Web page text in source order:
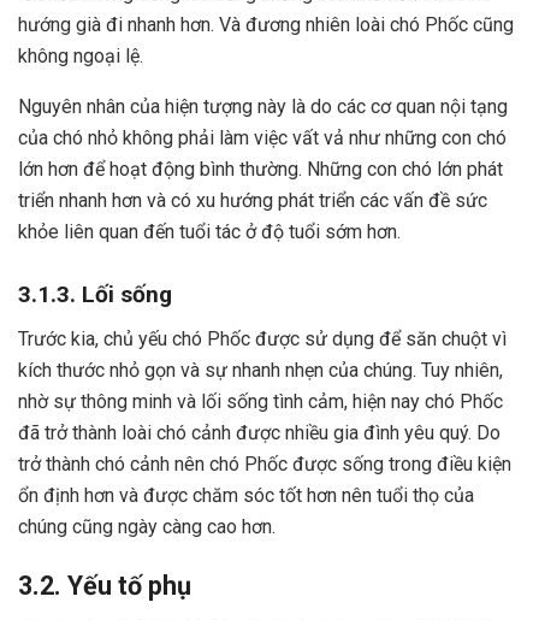
hướng già đi nhanh hơn. Và đương nhiên loài chó Phốc cũng
không ngoại lệ.
Nguyên nhân của hiện tượng này là do các cơ quan nội tạng
của chó nhỏ không phải làm việc vất vả như những con chó
lớn hơn để hoạt động bình thường. Những con chó lớn phát
triển nhanh hơn và có xu hướng phát triển các vấn đề sức
khỏe liên quan đến tuổi tác ở độ tuổi sớm hơn.
3.1.3. Lối sống
Trước kia, chủ yếu chó Phốc được sử dụng để săn chuột vì
kích thước nhỏ gọn và sự nhanh nhẹn của chúng. Tuy nhiên,
nhờ sự thông minh và lối sống tình cảm, hiện nay chó Phốc
đã trở thành loài chó cảnh được nhiều gia đình yêu quý. Do
trở thành chó cảnh nên chó Phốc được sống trong điều kiện
ổn định hơn và được chăm sóc tốt hơn nên tuổi thọ của
chúng cũng ngày càng cao hơn.
3.2. Yếu tố phụ